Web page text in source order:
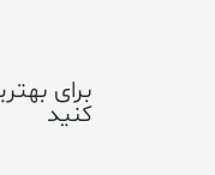
برای
کنید